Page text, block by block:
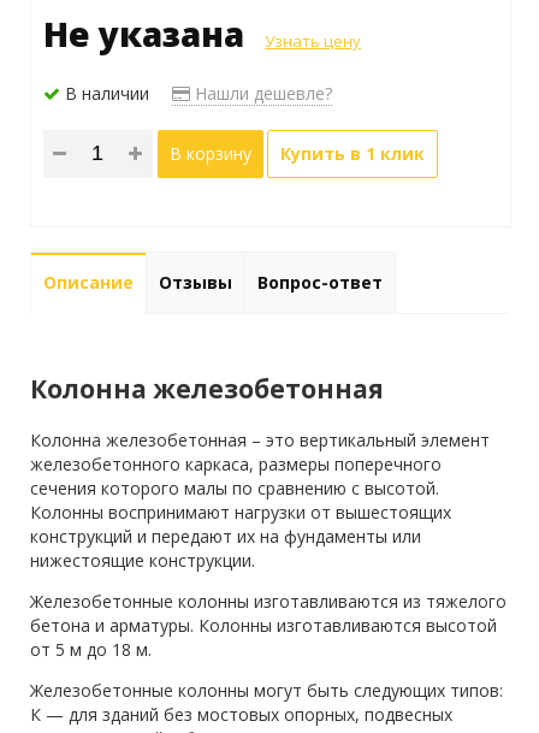
Не указана Узнать цену
В наличии Нашли дешевле?
В корзину Купить в 1 клик
Описание Отзывы Вопрос-ответ
Колонна железобетонная
Колонна железобетонная – это вертикальный элемент
железобетонного каркаса, размеры поперечного
сечения которого малы по сравнению с высотой.
Колонны воспринимают нагрузки от вышестоящих
конструкций и передают их на фундаменты или
нижестоящие конструкции.
Железобетонные колонны изготавливаются из тяжелого
бетона и арматуры. Колонны изготавливаются высотой
от 5 м до 18 м.
Железобетонные колонны могут быть следующих типов:
К — для зданий без мостовых опорных, подвесных